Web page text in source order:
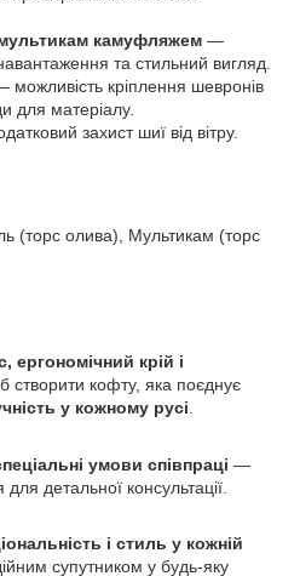
камуфляжем —
та стильний вигляд.
можливість кріплення шевронів
для матеріалу.
захист шиї від вітру.
(торс олива), Мультикам (торс
ергономічний крій і
створити кофту, яка поєднує
у кожному русі
умови співпраці —
детальної консультації.
і стиль у кожній
супутником у будь-яку